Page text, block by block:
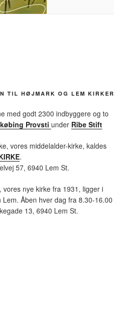
TIL HØJMARK OG LEM KIRKER
med godt 2300 indbyggere og to
Provsti under Ribe Stift
vores middelalder-kirke, kaldes
.
57, 6940 Lem St.
vores nye kirke fra 1931, ligger i
Lem. Åben hver dag fra 8.30-16.00
13, 6940 Lem St.